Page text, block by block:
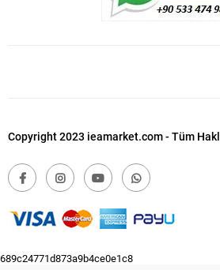
Copyright 2023 ieamarket.com - Tüm
689c24771d873a9b4ce0e1c8